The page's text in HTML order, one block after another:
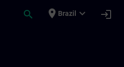
search place Brazil expand_more login